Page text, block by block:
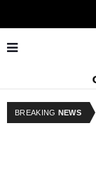
BREAKING NEWS